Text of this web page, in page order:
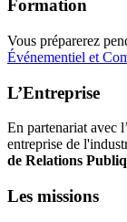
Formation
Vous préparerez
Événementiel et
L’Entreprise
En partenariat avec l’
entreprise de
de Relations
Les missions